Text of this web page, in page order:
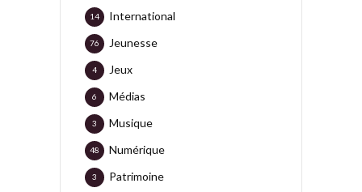
International
14
Jeunesse
76
Jeux
4
Médias
6
Musique
3
Numérique
48
Patrimoine
3